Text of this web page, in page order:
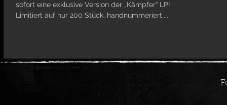
sofort eine exklusive Version der „Kämpfer“ LP!
Limitiert auf nur 200 Stück, handnummeriert,...